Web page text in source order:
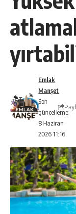
Son
güncelleme:
8 Haziran
2026 11:16
Emlak
Manşet